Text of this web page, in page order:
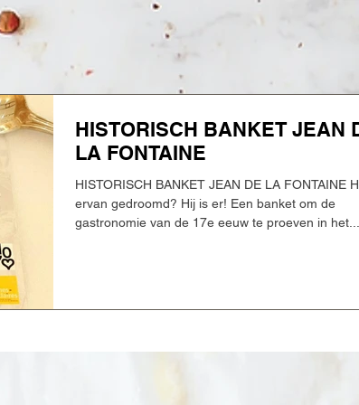
HISTORISCH BANKET JEAN
LA FONTAINE
HISTORISCH BANKET JEAN DE LA FONTAINE
ervan gedroomd? Hij is er! Een banket om de
gastronomie van de 17e eeuw te proeven in het...